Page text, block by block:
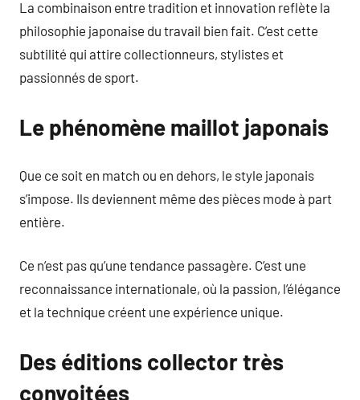
La combinaison entre tradition et innovation reflète la
philosophie japonaise du travail bien fait. C’est cette
subtilité qui attire collectionneurs, stylistes et
passionnés de sport.
Le phénomène maillot japonais
Que ce soit en match ou en dehors, le style japonais
s’impose. Ils deviennent même des pièces mode à part
entière.
Ce n’est pas qu’une tendance passagère. C’est une
reconnaissance internationale, où la passion, l’élégance
et la technique créent une expérience unique.
Des éditions collector très
convoitées